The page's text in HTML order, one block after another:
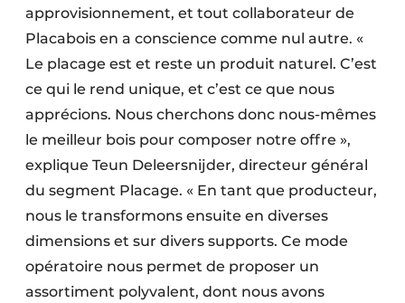
approvisionnement, et tout collaborateur de
Placabois en a conscience comme nul autre. «
Le placage est et reste un produit naturel. C’est
ce qui le rend unique, et c’est ce que nous
apprécions. Nous cherchons donc nous-mêmes
le meilleur bois pour composer notre offre »,
explique Teun Deleersnijder, directeur général
du segment Placage. « En tant que producteur,
nous le transformons ensuite en diverses
dimensions et sur divers supports. Ce mode
opératoire nous permet de proposer un
assortiment polyvalent, dont nous avons